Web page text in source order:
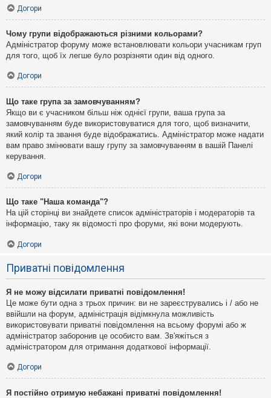
Догори
Чому групи відображаються різними кольорами?
Адміністратор форуму може встановлювати кольори учасникам груп
для того, щоб їх легше було розрізняти один від одного.
Догори
Що таке група за замовчуванням?
Якщо ви є учасником більш ніж однієї групи, ваша група за
замовчуванням буде використовуватися для того, щоб визначити,
який колір та звання буде відображатись. Адміністратор може надати
вам право змінювати вашу групу за замовчуванням в вашій Панелі
керування.
Догори
Що таке "Наша команда"?
На цій сторінці ви знайдете список адміністраторів і модераторів та
інформацію, таку як відомості про форуми, які вони модерують.
Догори
Приватні повідомлення
Я не можу відсилати приватні повідомлення!
Це може бути одна з трьох причин: ви не зареєструвались і / або не
ввійшли на форум, адміністрація відімкнула можливість
використовувати приватні повідомлення на всьому форумі або ж
адміністратор заборонив це особисто вам. Зв'яжіться з
адміністратором для отримання додаткової інформації.
Догори
Я постійно отримую небажані приватні повідомлення!